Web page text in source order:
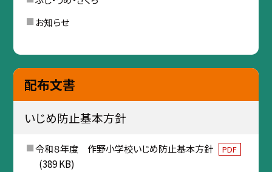
お知らせ
配布文書
いじめ防止基本方針
令和８年度 作野小学校いじめ防止基本方針 PDF
(389 KB)